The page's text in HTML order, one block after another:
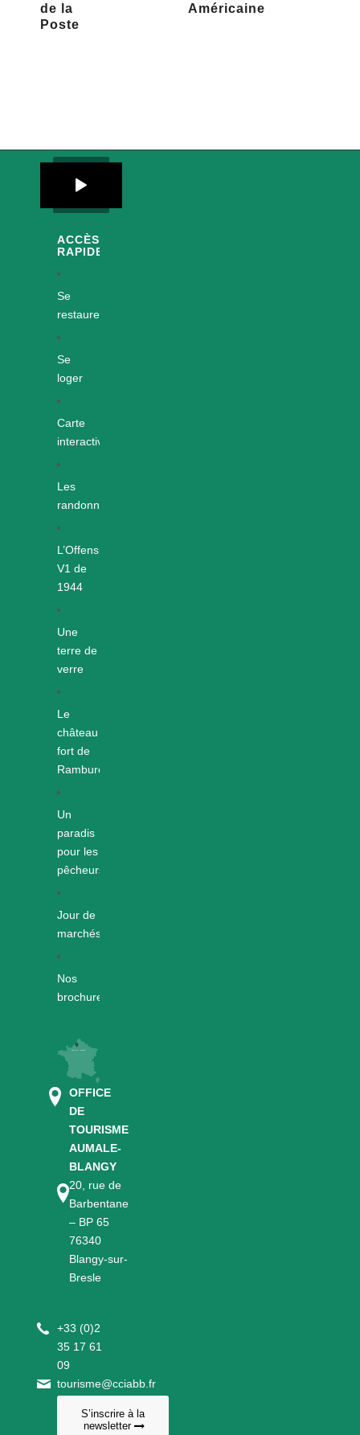
de la
Poste
Américaine
ACCÈS
RAPIDES
Se
restaurer
Se
loger
Carte
interactive
Les
randonnées
L’Offensive
V1 de
1944
Une
terre de
verre
Le
château
fort de
Rambures
Un
paradis
pour les
pêcheurs
Jour de
marchés
Nos
brochures
OFFICE
DE
TOURISME
AUMALE-
BLANGY
20, rue de
Barbentane
– BP 65
76340
Blangy-sur-
Bresle
+33 (0)2
35 17 61
09
tourisme@cciabb.fr
S’inscrire à la
newsletter